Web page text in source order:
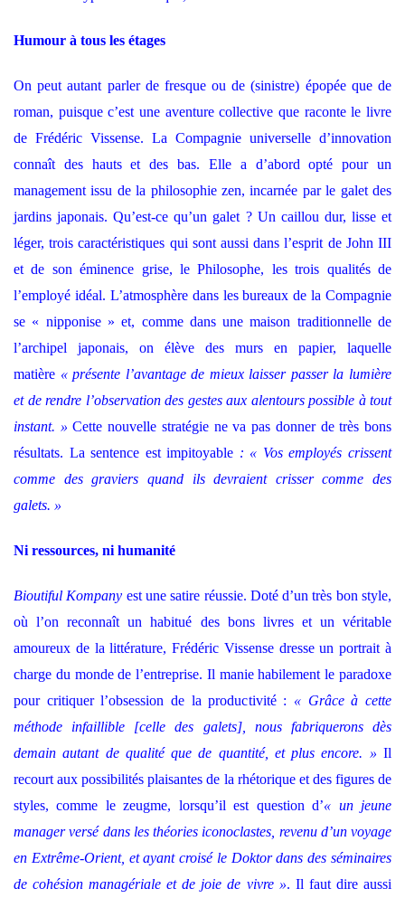
Humour à tous les étages
On peut autant parler de fresque ou de (sinistre) épopée que de
roman, puisque c’est une aventure collective que raconte le livre
de Frédéric Vissense. La Compagnie universelle d’innovation
connaît des hauts et des bas. Elle a d’abord opté pour un
management issu de la philosophie zen, incarnée par le galet des
jardins japonais. Qu’est-ce qu’un galet ? Un caillou dur, lisse et
léger, trois caractéristiques qui sont aussi dans l’esprit de John III
et de son éminence grise, le Philosophe, les trois qualités de
l’employé idéal. L’atmosphère dans les bureaux de la Compagnie
se « nipponise » et, comme dans une maison traditionnelle de
l’archipel japonais, on élève des murs en papier, laquelle
matière « présente l’avantage de mieux laisser passer la lumière
et de rendre l’observation des gestes aux alentours possible à tout
instant. » Cette nouvelle stratégie ne va pas donner de très bons
résultats. La sentence est impitoyable : « Vos employés crissent
comme des graviers quand ils devraient crisser comme des
galets. »
Ni ressources, ni humanité
Bioutiful Kompany est une satire réussie. Doté d’un très bon style,
où l’on reconnaît un habitué des bons livres et un véritable
amoureux de la littérature, Frédéric Vissense dresse un portrait à
charge du monde de l’entreprise. Il manie habilement le paradoxe
pour critiquer l’obsession de la productivité : « Grâce à cette
méthode infaillible [celle des galets], nous fabriquerons dès
demain autant de qualité que de quantité, et plus encore. » Il
recourt aux possibilités plaisantes de la rhétorique et des figures de
styles, comme le zeugme, lorsqu’il est question d’« un jeune
manager versé dans les théories iconoclastes, revenu d’un voyage
en Extrême-Orient, et ayant croisé le Doktor dans des séminaires
de cohésion managériale et de joie de vivre ». Il faut dire aussi